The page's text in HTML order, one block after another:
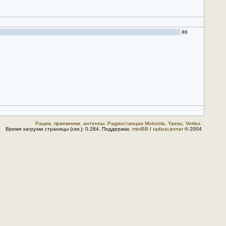
86
Рации, приемники, антенны. Радиостанции Motorola, Yaesu, Vertex.
Время загрузки страницы (сек.): 0.284. Поддержка: miniBB / radioscanner© 2004